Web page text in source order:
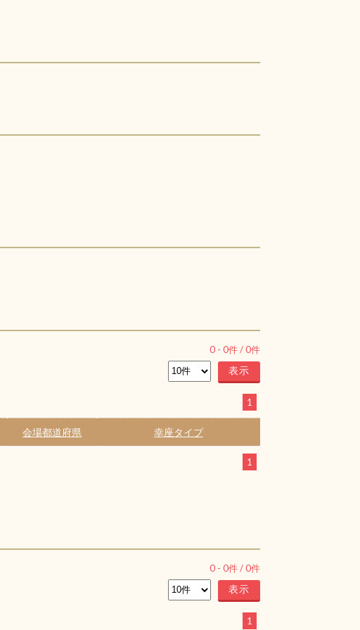
0 - 0件 /0件
1
会場都道府県 幸座タイプ
1
0 - 0件 /0件
1